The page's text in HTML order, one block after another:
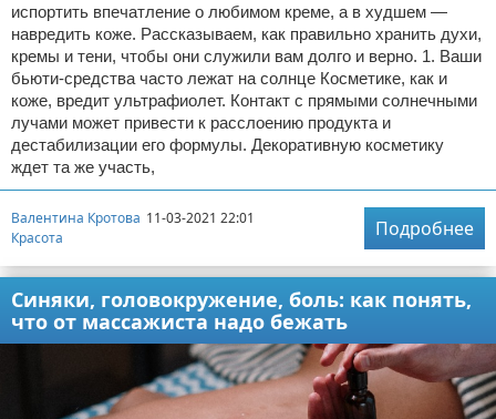
испортить впечатление о любимом креме, а в худшем —
навредить коже. Рассказываем, как правильно хранить духи,
кремы и тени, чтобы они служили вам долго и верно. 1. Ваши
бьюти-средства часто лежат на солнце Косметике, как и
коже, вредит ультрафиолет. Контакт с прямыми солнечными
лучами может привести к расслоению продукта и
дестабилизации его формулы. Декоративную косметику
ждет та же участь,
Валентина Кротова 11-03-2021 22:01
Красота
Подробнее
Синяки, головокружение, боль: как понять,
что от массажиста надо бежать